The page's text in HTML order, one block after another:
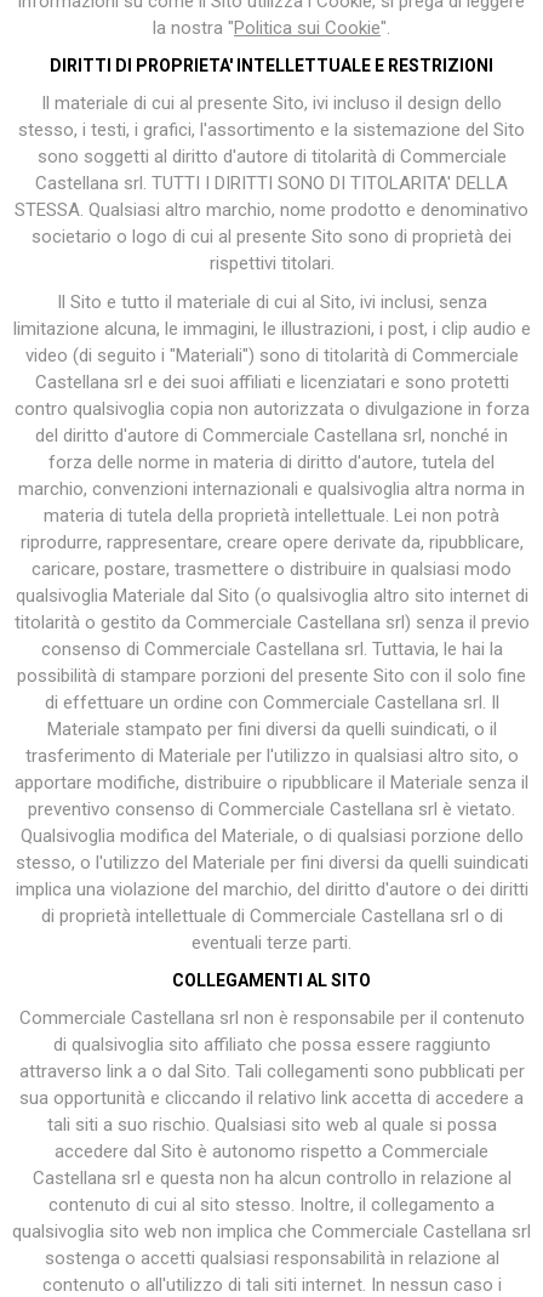
la nostra "Politica sui Cookie".
DIRITTI DI PROPRIETA' INTELLETTUALE E RESTRIZIONI
Il materiale di cui al presente Sito, ivi incluso il design dello
stesso, i testi, i grafici, l'assortimento e la sistemazione del Sito
sono soggetti al diritto d'autore di titolarità di Commerciale
Castellana srl. TUTTI I DIRITTI SONO DI TITOLARITA' DELLA
STESSA. Qualsiasi altro marchio, nome prodotto e denominativo
societario o logo di cui al presente Sito sono di proprietà dei
rispettivi titolari.
Il Sito e tutto il materiale di cui al Sito, ivi inclusi, senza
limitazione alcuna, le immagini, le illustrazioni, i post, i clip audio e
video (di seguito i "Materiali") sono di titolarità di Commerciale
Castellana srl e dei suoi affiliati e licenziatari e sono protetti
contro qualsivoglia copia non autorizzata o divulgazione in forza
del diritto d'autore di Commerciale Castellana srl, nonché in
forza delle norme in materia di diritto d'autore, tutela del
marchio, convenzioni internazionali e qualsivoglia altra norma in
materia di tutela della proprietà intellettuale. Lei non potrà
riprodurre, rappresentare, creare opere derivate da, ripubblicare,
caricare, postare, trasmettere o distribuire in qualsiasi modo
qualsivoglia Materiale dal Sito (o qualsivoglia altro sito internet di
titolarità o gestito da Commerciale Castellana srl) senza il previo
consenso di Commerciale Castellana srl. Tuttavia, le hai la
possibilità di stampare porzioni del presente Sito con il solo fine
di effettuare un ordine con Commerciale Castellana srl. Il
Materiale stampato per fini diversi da quelli suindicati, o il
trasferimento di Materiale per l'utilizzo in qualsiasi altro sito, o
apportare modifiche, distribuire o ripubblicare il Materiale senza il
preventivo consenso di Commerciale Castellana srl è vietato.
Qualsivoglia modifica del Materiale, o di qualsiasi porzione dello
stesso, o l'utilizzo del Materiale per fini diversi da quelli suindicati
implica una violazione del marchio, del diritto d'autore o dei diritti
di proprietà intellettuale di Commerciale Castellana srl o di
eventuali terze parti.
COLLEGAMENTI AL SITO
Commerciale Castellana srl non è responsabile per il contenuto
di qualsivoglia sito affiliato che possa essere raggiunto
attraverso link a o dal Sito. Tali collegamenti sono pubblicati per
sua opportunità e cliccando il relativo link accetta di accedere a
tali siti a suo rischio. Qualsiasi sito web al quale si possa
accedere dal Sito è autonomo rispetto a Commerciale
Castellana srl e questa non ha alcun controllo in relazione al
contenuto di cui al sito stesso. Inoltre, il collegamento a
qualsivoglia sito web non implica che Commerciale Castellana srl
sostenga o accetti qualsiasi responsabilità in relazione al
contenuto o all'utilizzo di tali siti internet. In nessun caso i